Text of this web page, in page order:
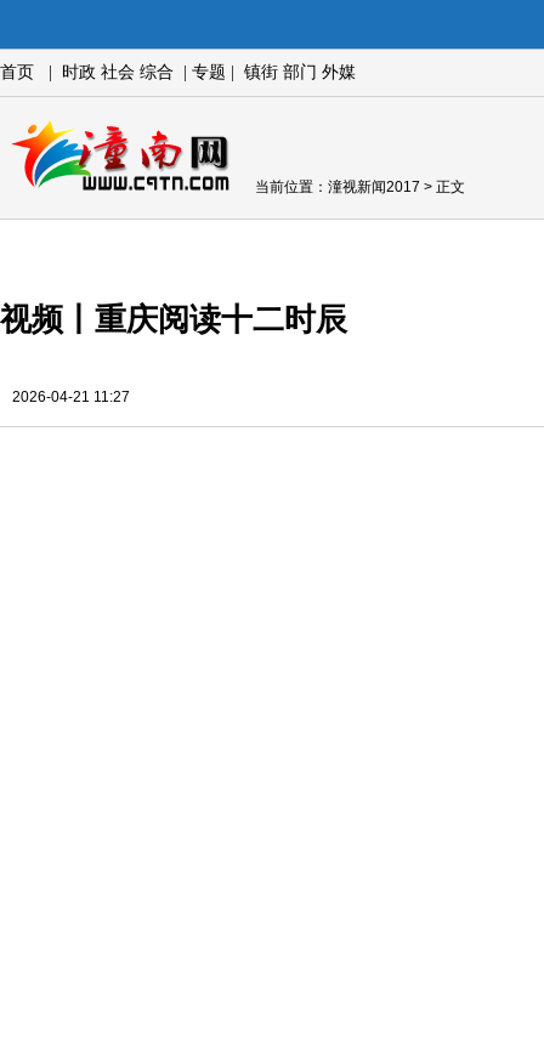
首页 时政 社会 综合 专题 镇街 部门 外媒
当前位置： 潼视新闻2017 > 正文
视频丨重庆阅读十二时辰
2026-04-21 11:27